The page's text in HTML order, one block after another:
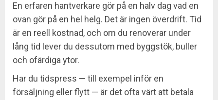
En erfaren hantverkare gör på en halv dag vad en
ovan gör på en hel helg. Det är ingen överdrift. Tid
är en reell kostnad, och om du renoverar under
lång tid lever du dessutom med byggstök, buller
och ofärdiga ytor.
Har du tidspress — till exempel inför en
försäljning eller flytt — är det ofta värt att betala